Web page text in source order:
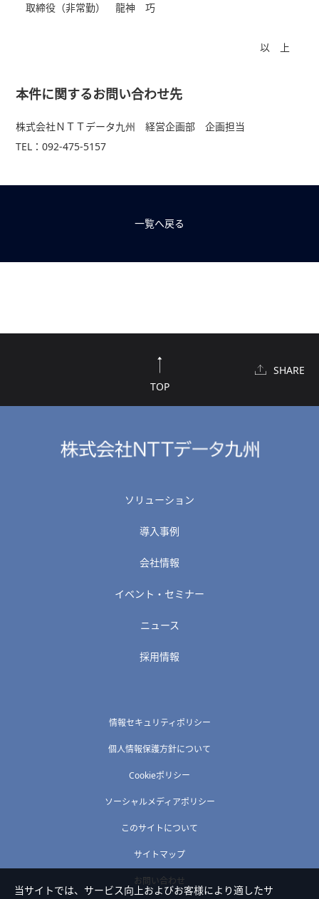
取締役（非常勤） 龍神 巧
以 上
本件に関するお問い合わせ先
株式会社ＮＴＴデータ九州 経営企画部 企画担当
TEL：092-475-5157
一覧へ戻る
TOP
SHARE
ソリューション
導入事例
会社情報
イベント・セミナー
ニュース
採用情報
情報セキュリティポリシー
個人情報保護方針について
Cookieポリシー
ソーシャルメディアポリシー
このサイトについて
サイトマップ
お問い合わせ
当サイトでは、サービス向上およびお客様により適したサ